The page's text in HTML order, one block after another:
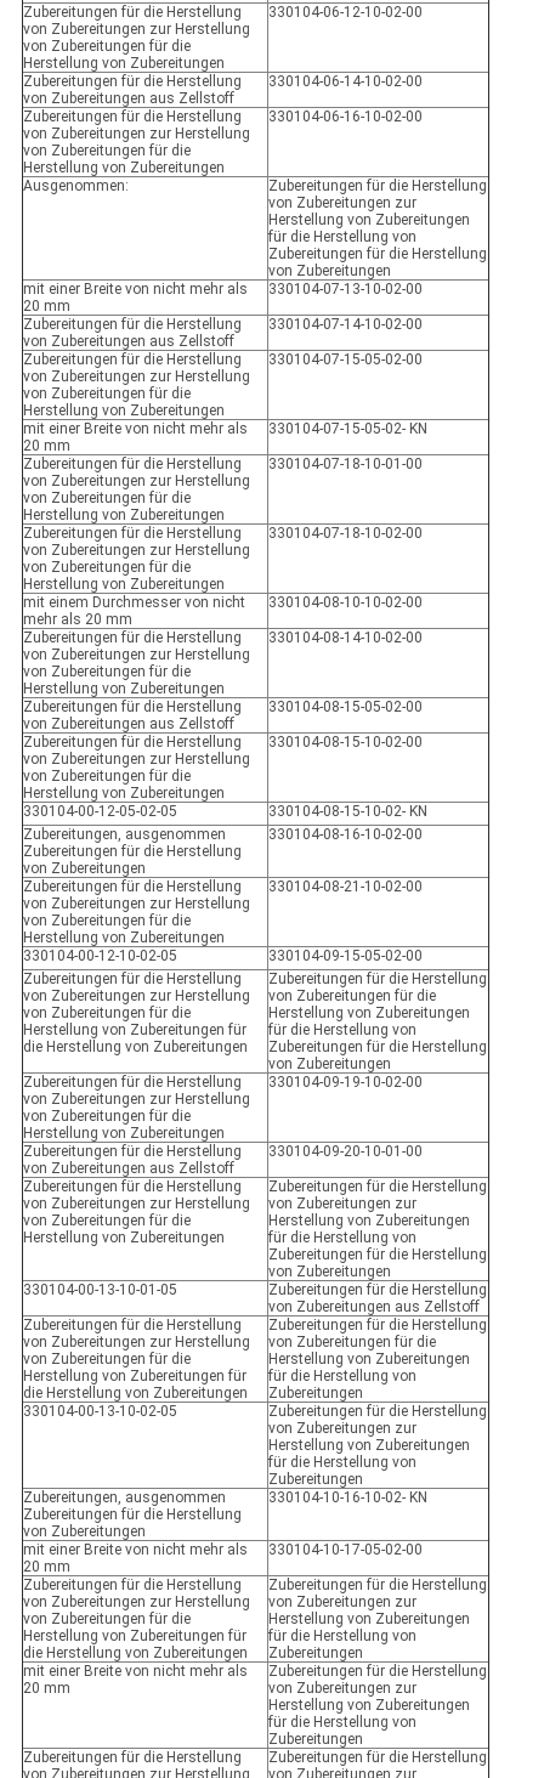
Zubereitungen für die Herstellung
von Zubereitungen zur Herstellung
von Zubereitungen für die
Herstellung von Zubereitungen
330104-06-12-10-02-00
Zubereitungen für die Herstellung
von Zubereitungen aus Zellstoff
330104-06-14-10-02-00
Zubereitungen für die Herstellung
von Zubereitungen zur Herstellung
von Zubereitungen für die
Herstellung von Zubereitungen
330104-06-16-10-02-00
Ausgenommen:
Zubereitungen für die Herstellung
von Zubereitungen zur
Herstellung von Zubereitungen
für die Herstellung von
Zubereitungen für die Herstellung
von Zubereitungen
mit einer Breite von nicht mehr als
20 mm
330104-07-13-10-02-00
Zubereitungen für die Herstellung
von Zubereitungen aus Zellstoff
330104-07-14-10-02-00
Zubereitungen für die Herstellung
von Zubereitungen zur Herstellung
von Zubereitungen für die
Herstellung von Zubereitungen
330104-07-15-05-02-00
mit einer Breite von nicht mehr als
20 mm
330104-07-15-05-02- KN
Zubereitungen für die Herstellung
von Zubereitungen zur Herstellung
von Zubereitungen für die
Herstellung von Zubereitungen
330104-07-18-10-01-00
Zubereitungen für die Herstellung
von Zubereitungen zur Herstellung
von Zubereitungen für die
Herstellung von Zubereitungen
330104-07-18-10-02-00
mit einem Durchmesser von nicht
mehr als 20 mm
330104-08-10-10-02-00
Zubereitungen für die Herstellung
von Zubereitungen zur Herstellung
von Zubereitungen für die
Herstellung von Zubereitungen
330104-08-14-10-02-00
Zubereitungen für die Herstellung
von Zubereitungen aus Zellstoff
330104-08-15-05-02-00
Zubereitungen für die Herstellung
von Zubereitungen zur Herstellung
von Zubereitungen für die
Herstellung von Zubereitungen
330104-08-15-10-02-00
330104-00-12-05-02-05
330104-08-15-10-02- KN
Zubereitungen, ausgenommen
Zubereitungen für die Herstellung
von Zubereitungen
330104-08-16-10-02-00
Zubereitungen für die Herstellung
von Zubereitungen zur Herstellung
von Zubereitungen für die
Herstellung von Zubereitungen
330104-08-21-10-02-00
330104-00-12-10-02-05
330104-09-15-05-02-00
Zubereitungen für die Herstellung
von Zubereitungen zur Herstellung
von Zubereitungen für die
Herstellung von Zubereitungen für
die Herstellung von Zubereitungen
Zubereitungen für die Herstellung
von Zubereitungen für die
Herstellung von Zubereitungen
für die Herstellung von
Zubereitungen für die Herstellung
von Zubereitungen
Zubereitungen für die Herstellung
von Zubereitungen zur Herstellung
von Zubereitungen für die
Herstellung von Zubereitungen
330104-09-19-10-02-00
Zubereitungen für die Herstellung
von Zubereitungen aus Zellstoff
330104-09-20-10-01-00
Zubereitungen für die Herstellung
von Zubereitungen zur Herstellung
von Zubereitungen für die
Herstellung von Zubereitungen
Zubereitungen für die Herstellung
von Zubereitungen zur
Herstellung von Zubereitungen
für die Herstellung von
Zubereitungen für die Herstellung
von Zubereitungen
330104-00-13-10-01-05
Zubereitungen für die Herstellung
von Zubereitungen aus Zellstoff
Zubereitungen für die Herstellung
von Zubereitungen zur Herstellung
von Zubereitungen für die
Herstellung von Zubereitungen für
die Herstellung von Zubereitungen
Zubereitungen für die Herstellung
von Zubereitungen für die
Herstellung von Zubereitungen
für die Herstellung von
Zubereitungen
330104-00-13-10-02-05
Zubereitungen für die Herstellung
von Zubereitungen zur
Herstellung von Zubereitungen
für die Herstellung von
Zubereitungen
Zubereitungen, ausgenommen
Zubereitungen für die Herstellung
von Zubereitungen
330104-10-16-10-02- KN
mit einer Breite von nicht mehr als
20 mm
330104-10-17-05-02-00
Zubereitungen für die Herstellung
von Zubereitungen zur Herstellung
von Zubereitungen für die
Herstellung von Zubereitungen für
die Herstellung von Zubereitungen
Zubereitungen für die Herstellung
von Zubereitungen zur
Herstellung von Zubereitungen
für die Herstellung von
Zubereitungen
mit einer Breite von nicht mehr als
20 mm
Zubereitungen für die Herstellung
von Zubereitungen zur
Herstellung von Zubereitungen
für die Herstellung von
Zubereitungen
Zubereitungen für die Herstellung
Zubereitungen für die Herstellung